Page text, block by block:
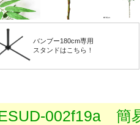
バンブー180cm専用
スタンドはこちら！
002f19a 簡